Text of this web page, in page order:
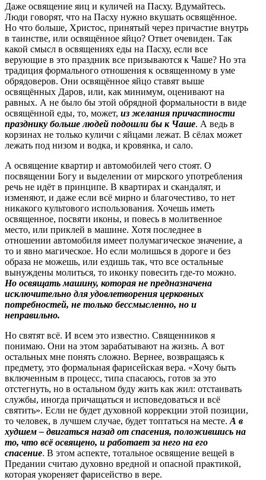
Даже освящение яиц и куличей на Пасху. Вдумайтесь.
Люди говорят, что на Пасху нужно вкушать освящённое.
Но что больше, Христос, принятый через причастие внутрь
в таинстве, или освящённое яйцо? Ответ очевиден. Так
какой смысл в освящениях еды на Пасху, если все
верующие в это праздник все призываются к Чаше? Но эта
традиция формального отношения к освященному в уме
обрядоверов. Они освящённое яйцо ставят выше
освящённых Даров, или, как минимум, оценивают на
равных. А не было бы этой обрядной формальности в виде
освящённой еды, то, может, из желания причастности
празднику больше людей подошли бы к Чаше. А ведь в
корзинах не только куличи с яйцами лежат. В сёлах может
лежать под низом и водка, и кровянка, и сало.
А освящение квартир и автомобилей чего стоят. О
посвящении Богу и выделении от мирского употребления
речь не идёт в принципе. В квартирах и скандалят, и
изменяют, и даже если всё мирно и благочестиво, то нет
никакого культового использования. Хочешь иметь
освященное, посвяти иконы, и повесь в молитвенное
место, или приклей в машине. Хотя последнее в
отношении автомобиля имеет полумагическое значение, а
то и явно магическое. Но если молишься в дороге и без
образа не можешь, или ездишь так, что все остальные
вынуждены молиться, то иконку повесить где-то можно.
Но освящать машину, которая не предназначена
исключительно для удовлетворения церковных
потребностей, не только бессмысленно, но и
неправильно.
Но святят всё. И всем это известно. Священников я
понимаю. Они на этом зарабатывают на жизнь. А вот
остальных мне понять сложно. Вернее, возвращаясь к
предмету, это формальная фарисейская вера. «Хочу быть
включенным в процесс, типа спасаюсь, готов за это
отстегнуть, но в остальном буду жить как жил: отстаивать
службы, иногда причащаться и исповедоваться и всё
святить». Если не будет духовной коррекции этой позиции,
то человек, в лучшем случае, будет топтаться на месте. А в
худшем – двигаться назад от спасения, положившись на
то, что всё освящено, и работает за него на его
спасение. В этом аспекте, тотальное освящение вещей в
Предании считаю духовно вредной и опасной практикой,
которая укореняет фарисейство в вере.